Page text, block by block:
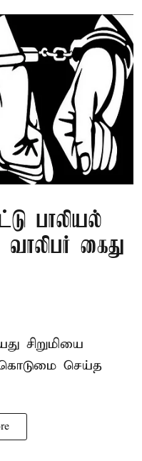
பாலியல்
கைது
சிறுமியை
செய்த